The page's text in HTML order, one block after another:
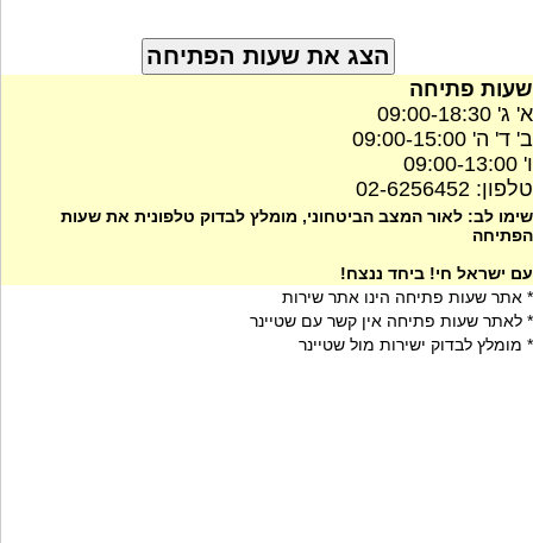
שעות פתיחה
א' ג' 09:00-18:30
ב' ד' ה' 09:00-15:00
ו' 09:00-13:00
טלפון: 02-6256452
שימו לב: לאור המצב הביטחוני, מומלץ לבדוק טלפונית את שעות
הפתיחה
עם ישראל חי! ביחד ננצח!
* אתר שעות פתיחה הינו אתר שירות
* לאתר שעות פתיחה אין קשר עם שטיינר
* מומלץ לבדוק ישירות מול שטיינר